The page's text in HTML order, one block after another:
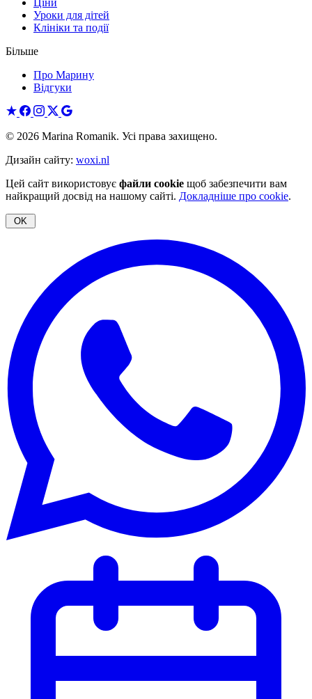
Уроки для дітей
Клініки та події
Більше
Про Марину
Відгуки
© 2026 Marina Romanik. Усі права захищено.
Дизайн сайту: woxi.nl
Цей сайт використовує файли cookie щоб забезпечити вам
найкращий досвід на нашому сайті. Докладніше про cookie.
OK